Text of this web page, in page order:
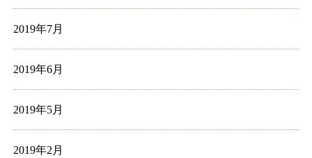
2019年7月
2019年6月
2019年5月
2019年2月